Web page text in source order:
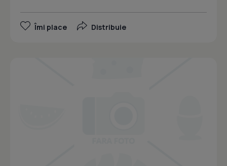
Îmi place Distribuie